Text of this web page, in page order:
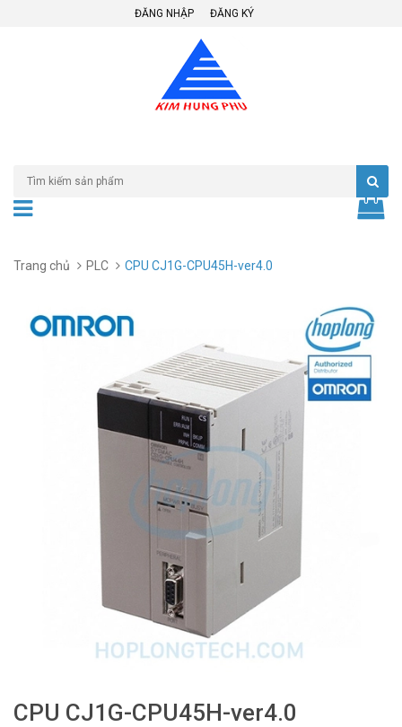
ĐĂNG NHẬP ĐĂNG KÝ
Trang chủ PLC CPU CJ1G-CPU45H-ver4.0
CPU CJ1G-CPU45H-ver4.0